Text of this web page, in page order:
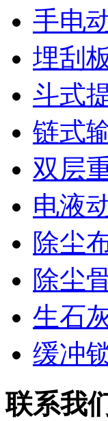
手电
埋刮
斗式
链式
双层
电液
除尘
除尘
生石
缓冲
联系我